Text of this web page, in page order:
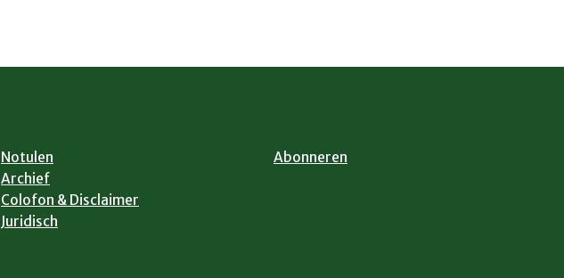
Notulen
Archief
Colofon & Disclaimer
Juridisch
Abonneren